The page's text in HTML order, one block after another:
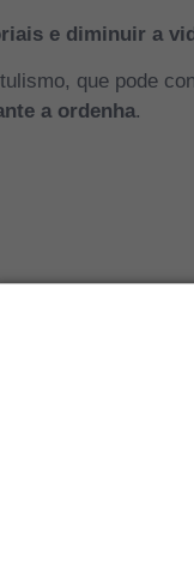
e diminuir a
que pode
a ordenha.
instalações,
devido a
do frio, micro-
a lactose